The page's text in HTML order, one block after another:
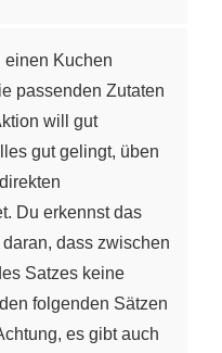
Kuchen
passenden Zutaten
will gut
gut gelingt, üben
Du erkennst das
dass zwischen
Satzes keine
folgenden Sätzen
es gibt auch